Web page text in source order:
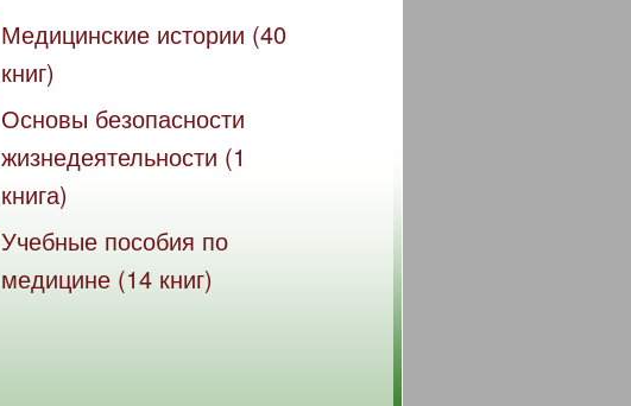
Медицинские истории (40
книг)
Основы безопасности
жизнедеятельности (1
книга)
Учебные пособия по
медицине (14 книг)